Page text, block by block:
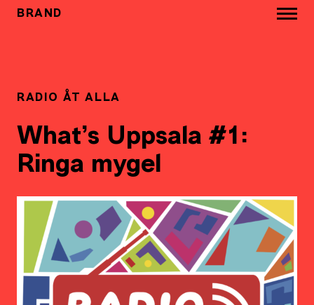
BRAND
RADIO ÅT ALLA
What’s Uppsala #1:
Ringa mygel